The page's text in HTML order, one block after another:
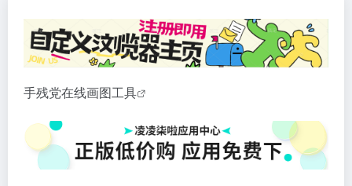
手残党在线画图工具